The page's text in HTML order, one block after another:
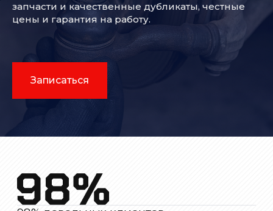
запчасти и качественные дубликаты, честные
цены и гарантия на работу.
Записаться
98% довольных клиентов
10 000+ авто обслужено